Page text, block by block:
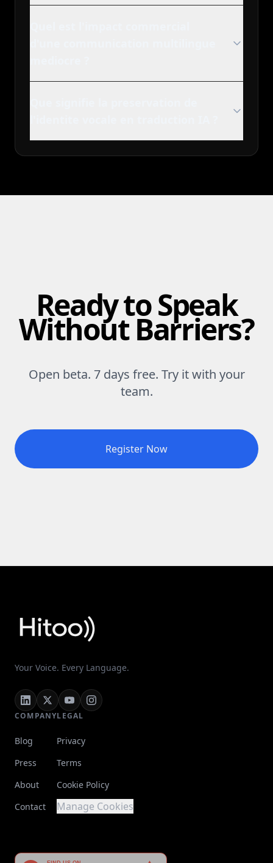
Ready to Speak
Without Barriers?
Open beta. 7 days free. Try it with your
team.
Register Now
Your Voice. Every Language.
COMPANY
Blog
Press
About
Contact
LEGAL
Privacy
Terms
Cookie Policy
Manage Cookies